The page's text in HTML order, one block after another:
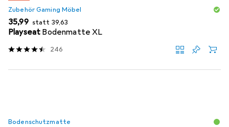
Zubehör Gaming Möbel
EUR
35,99 statt EUR
39,63
Playseat Bodenmatte XL
246
Bodenschutzmatte